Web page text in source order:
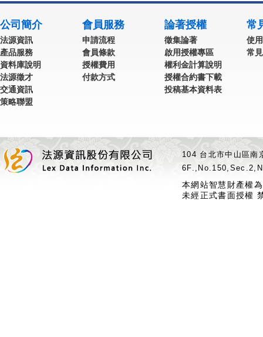
公司簡介
法源資訊
產品服務
資料庫說明
法源徵才
交通資訊
策略聯盟
會員服務
申請流程
會員條款
授權費用
付款方式
論著授權
徵集論著
啟用授權專區
權利金計算說明
授權合約書下載
投稿基本資料表
常
使
常
104 台北市中山區
本網站智慧財產權
未經正式書面授權